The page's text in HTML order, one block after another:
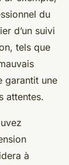
du
d’un suivi
tels que
garantit une
attentes.
à